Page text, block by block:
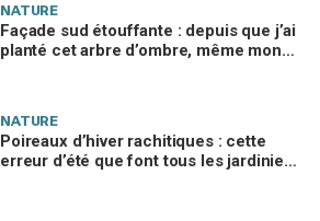
NATURE
Façade sud étouffante : depuis que j’ai
planté cet arbre d’ombre, même mon
NATURE
Poireaux d’hiver rachitiques : cette
erreur d’été que font tous les jardiniers